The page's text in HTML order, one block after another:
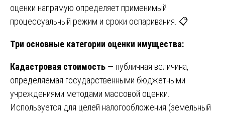
оценки напрямую определяет применимый
процессуальный режим и сроки оспаривания. 📋
Три основные категории оценки имущества:
Кадастровая стоимость — публичная величина,
определяемая государственными бюджетными
учреждениями методами массовой оценки.
Используется для целей налогообложения (земельный